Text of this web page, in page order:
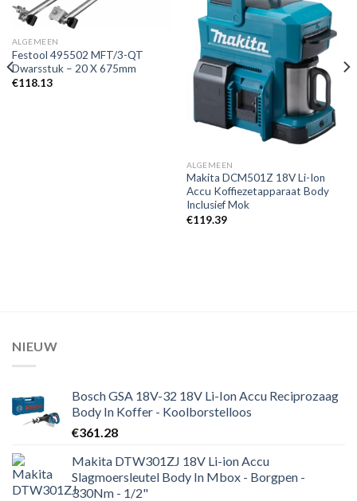
ALGEMEEN
Festool 495502 MFT/3-QT
Dwarsstuk – 20 X 675mm
€118.13
Toevoegen
aan
verlanglijst
ALGEMEEN
Makita DCM501Z 18V Li-Ion
Accu Koffiezetapparaat Body
Inclusief Mok
€119.39
NIEUW
Bosch GSA 18V-32 18V Li-Ion Accu Reciprozaag
Body In Koffer - Koolborstelloos
€361.28
Makita DTW301ZJ 18V Li-ion Accu
Slagmoersleutel Body In Mbox - Borgpen -
330Nm - 1/2"